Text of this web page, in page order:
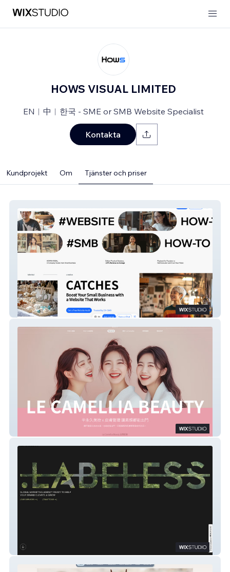
HOWS VISUAL LIMITED
EN︱中︱한국 - SME or SMB Website Specialist
Kontakta
Kundprojekt Om Tjänster och priser
HOWS VISUAL
LABELESS